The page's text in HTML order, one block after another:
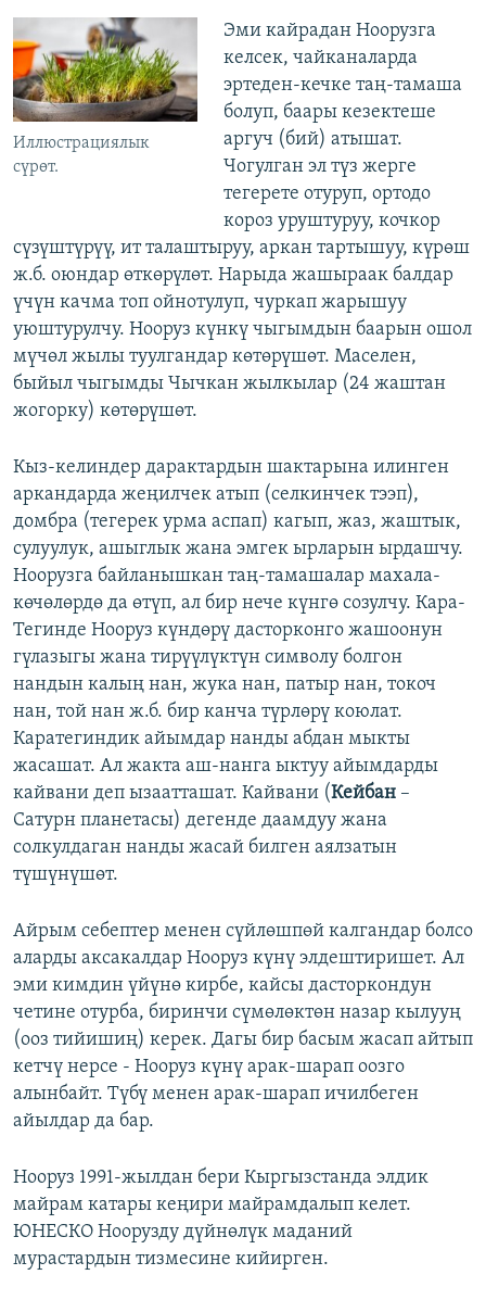
Иллюстрациялык
сүрөт.
Эми кайрадан Ноорузга
келсек, чайканаларда
эртеден-кечке таң-тамаша
болуп, баары кезектеше
аргуч (бий) атышат.
Чогулган эл түз жерге
тегерете отуруп, ортодо
короз уруштуруу, кочкор
сүзүштүрүү, ит талаштыруу, аркан тартышуу, күрөш
ж.б. оюндар өткөрүлөт. Нарыда жашыраак балдар
үчүн качма топ ойнотулуп, чуркап жарышуу
уюштурулчу. Нооруз күнкү чыгымдын баарын ошол
мүчөл жылы туулгандар көтөрүшөт. Маселен,
быйыл чыгымды Чычкан жылкылар (24 жаштан
жогорку) көтөрүшөт.
Кыз-келиндер дарактардын шактарына илинген
аркандарда жеңилчек атып (селкинчек тээп),
домбра (тегерек урма аспап) кагып, жаз, жаштык,
сулуулук, ашыглык жана эмгек ырларын ырдашчу.
Ноорузга байланышкан таң-тамашалар махала-
көчөлөрдө да өтүп, ал бир нече күнгө созулчу. Кара-
Тегинде Нооруз күндөрү дасторконго жашоонун
гүлазыгы жана тирүүлүктүн символу болгон
нандын калың нан, жука нан, патыр нан, токоч
нан, той нан ж.б. бир канча түрлөрү коюлат.
Каратегиндик айымдар нанды абдан мыкты
жасашат. Ал жакта аш-нанга ыктуу айымдарды
кайвани деп ызаатташат. Кайвани (Кейбан –
Сатурн планетасы) дегенде даамдуу жана
солкулдаган нанды жасай билген аялзатын
түшүнүшөт.
Айрым себептер менен сүйлөшпөй калгандар болсо
аларды аксакалдар Нооруз күнү элдештиришет. Ал
эми кимдин үйүнө кирбе, кайсы дасторкондун
четине отурба, биринчи сүмөлөктөн назар кылууң
(ооз тийишиң) керек. Дагы бир басым жасап айтып
кетчү нерсе - Нооруз күнү арак-шарап оозго
алынбайт. Түбү менен арак-шарап ичилбеген
айылдар да бар.
Нооруз 1991-жылдан бери Кыргызстанда элдик
майрам катары кеңири майрамдалып келет.
ЮНЕСКО Ноорузду дүйнөлүк маданий
мурастардын тизмесине кийирген.